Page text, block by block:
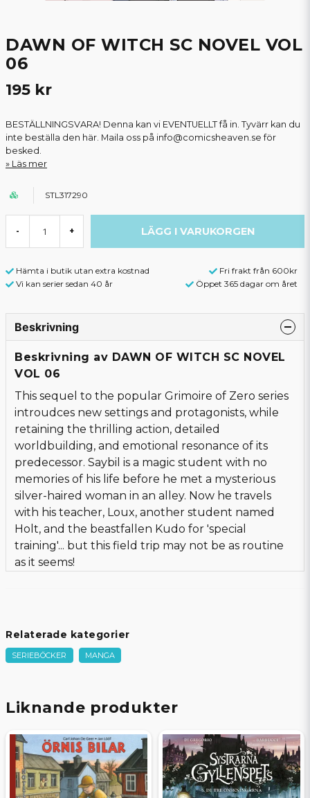
DAWN OF WITCH SC NOVEL VOL
06
195 kr
BESTÄLLNINGSVARA! Denna kan vi EVENTUELLT få in. Tyvärr kan du
inte beställa den här. Maila oss på info@comicsheaven.se för
besked.
Läs mer
STL317290
- + LÄGG I VARUKORGEN
Hämta i butik utan extra kostnad
Fri frakt från 600kr
Vi kan serier sedan 40 år
Öppet 365 dagar om året
Beskrivning
Beskrivning av DAWN OF WITCH SC NOVEL
VOL 06
This sequel to the popular Grimoire of Zero series
introudces new settings and protagonists, while
retaining the thrilling action, detailed
worldbuilding, and emotional resonance of its
predecessor. Saybil is a magic student with no
memories of his life before he met a mysterious
silver-haired woman in an alley. Now he travels
with his teacher, Loux, another student named
Holt, and the beastfallen Kudo for 'special
training'... but this field trip may not be as routine
as it seems!
Relaterade kategorier
SERIEBÖCKER MANGA
Liknande produkter